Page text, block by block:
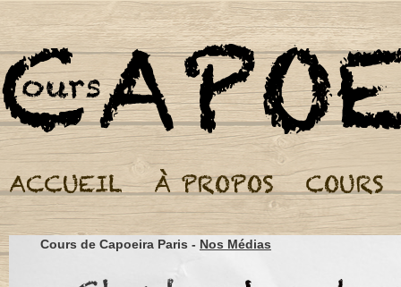
Cours de Capoeira Paris - Nos Médias
Cours de Capoeira
Autor : Mestrando